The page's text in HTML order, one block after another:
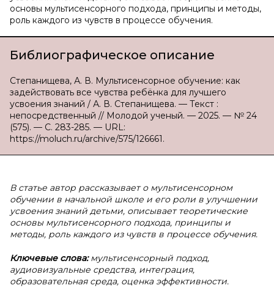
основы мультисенсорного подхода, принципы и методы,
роль каждого из чувств в процессе обучения.
Библиографическое описание
Степанищева, А. В. Мультисенсорное обучение: как
задействовать все чувства ребёнка для лучшего
усвоения знаний / А. В. Степанищева. — Текст :
непосредственный // Молодой ученый. — 2025. — № 24
(575). — С. 283-285. — URL:
https://moluch.ru/archive/575/126661.
В статье автор рассказывает о мультисенсорном
обучении в начальной школе и его роли в улучшении
усвоения знаний детьми, описывает теоретические
основы мультисенсорного подхода, принципы и
методы, роль каждого из чувств в процессе обучения.
Ключевые слова:мультисенсорный подход,
аудиовизуальные средства, интеграция,
образовательная среда, оценка эффективности.